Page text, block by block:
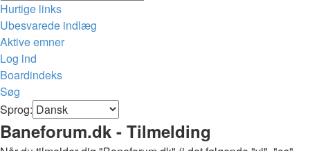
Hurtige links
Ubesvarede indlæg
Aktive emner
Log ind
Boardindeks
Søg
Sprog:
Baneforum.dk - Tilmelding